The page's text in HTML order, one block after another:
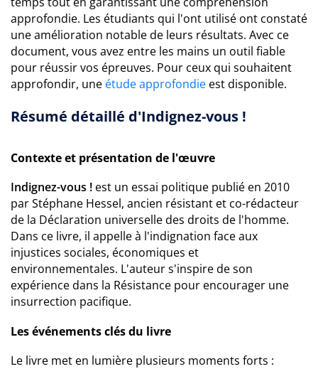
approfondie. Les étudiants qui l'ont utilisé ont constaté
une amélioration notable de leurs résultats. Avec ce
document, vous avez entre les mains un outil fiable
pour réussir vos épreuves. Pour ceux qui souhaitent
approfondir, une étude approfondie est disponible.
Résumé détaillé d'Indignez-vous !
Contexte et présentation de l'œuvre
Indignez-vous ! est un essai politique publié en 2010
par Stéphane Hessel, ancien résistant et co-rédacteur
de la Déclaration universelle des droits de l'homme.
Dans ce livre, il appelle à l'indignation face aux
injustices sociales, économiques et
environnementales. L'auteur s'inspire de son
expérience dans la Résistance pour encourager une
insurrection pacifique.
Les événements clés du livre
Le livre met en lumière plusieurs moments forts :